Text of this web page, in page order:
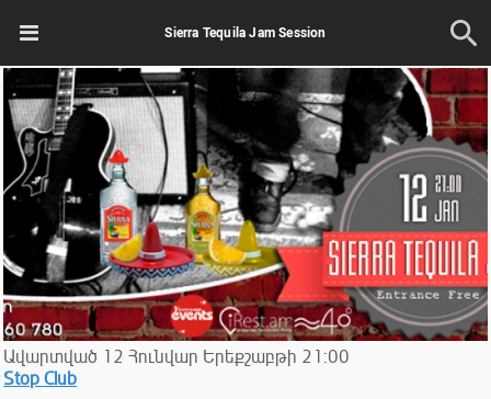
Sierra Tequila Jam Session
Ավարտված 12 Հունվար Երեքշաբթի 21:00
Stop Club